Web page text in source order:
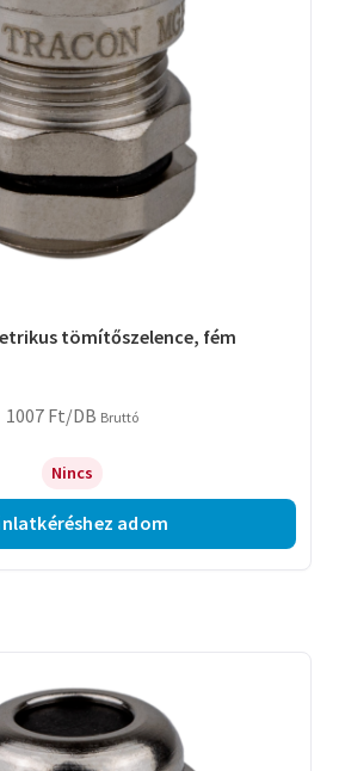
tömítőszelence, fém
1007 Ft/DB Bruttó
Nincs
adom